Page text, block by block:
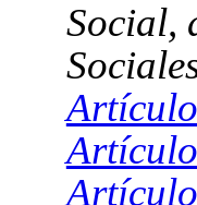
Social,